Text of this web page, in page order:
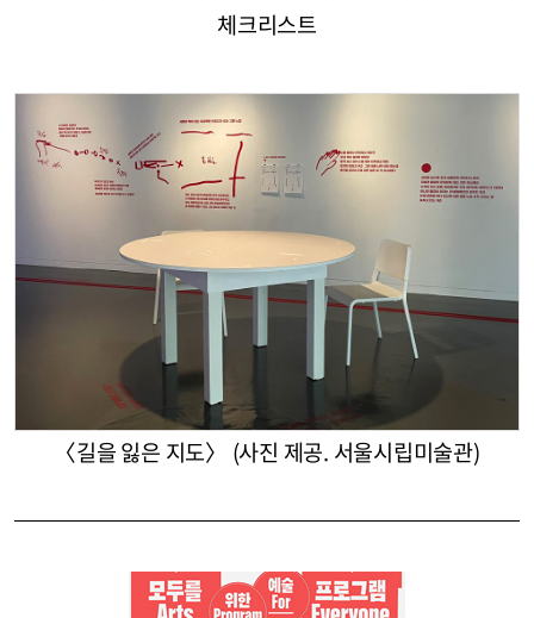
체크리스트
〈길을 잃은 지도〉 (사진 제공. 서울시립미술관)